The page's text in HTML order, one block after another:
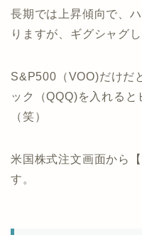
長期では上昇傾向で、
りますが、ギグシャグ
S&P500（VOO)だけだ
ック（QQQ)を入れると
（笑）
米国株式注文画面から
す。